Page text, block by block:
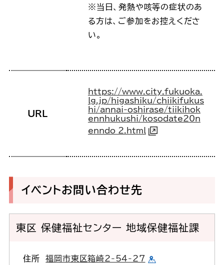
※当日、発熱や咳等の症状のあ
る方は、ご参加をお控えくださ
い。
URL
https://www.city.fukuoka.
lg.jp/higashiku/chiikifukus
hi/annai-oshirase/tiikihok
ennhukushi/kosodate20n
enndo_2.html
イベントお問い合わせ先
東区 保健福祉センター 地域保健福祉課
住所福岡市東区箱崎2-54-27